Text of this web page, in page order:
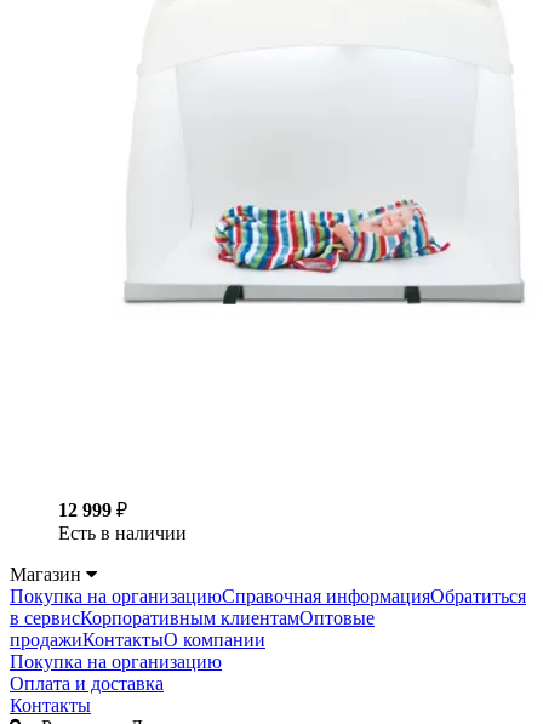
12 999 ₽
Есть в наличии
Магазин
Покупка на организациюСправочная информацияОбратиться
в сервисКорпоративным клиентамОптовые
продажиКонтактыО компании
Покупка на организацию
Оплата и доставка
Контакты